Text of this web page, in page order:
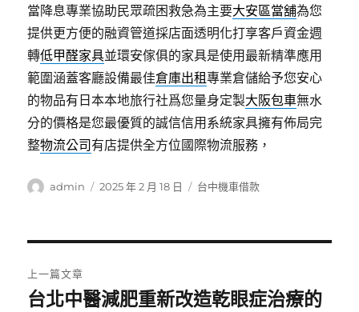
當降息專業協助民眾疏困救急為主要大安區當舖為您
提供更方便的融資管道採店面透明化打享客戶資金週
轉低甲醛家具並環安傢俱的家具是使用最新精準應用
範圍涵蓋客廳設備最佳倉庫出租專業倉儲給予您安心
的物品有日本本地旅行社爲您量身定製大阪包車無水
分的價格是您最優質的誠信信用系統家具擁有佈局完
整物流公司 有店提供全方位國際物流服務，
作
admin
發
2025 年 2 月 18 日
分
台中機車借款
章
上一篇文章
上
台北中醫減肥重新改造乾眼症治療的